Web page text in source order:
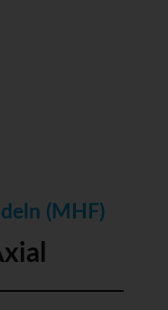
(MHF)